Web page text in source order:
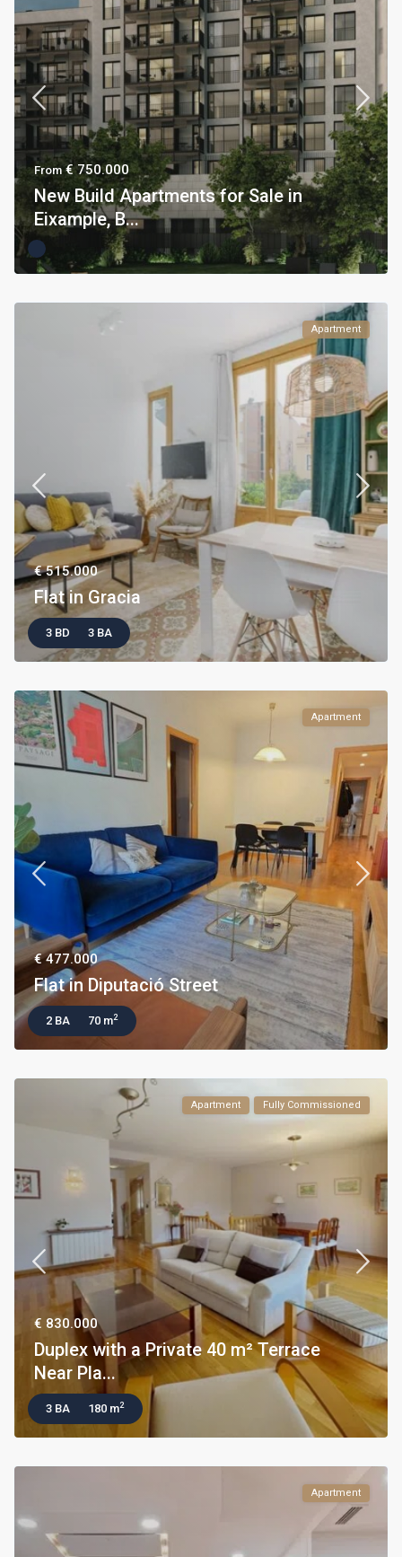
From € 750.000
New Build Apartments for Sale in
Eixample, B...
Apartment
€ 515.000
Flat in Gracia
3 BD 3 BA
Apartment
€ 477.000
Flat in Diputació Street
2 BA 70 m2
Apartment Fully Commissioned
€ 830.000
Duplex with a Private 40 m² Terrace
Near Pla...
3 BA 180 m2
Apartment